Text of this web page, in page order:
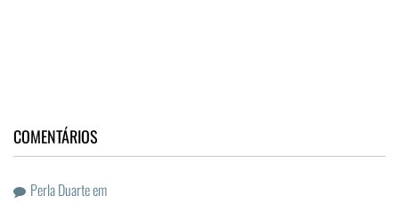
COMENTÁRIOS
Perla Duarteem